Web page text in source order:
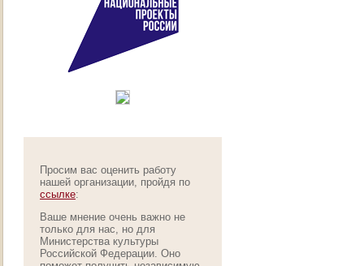
Просим вас оценить работу
нашей организации, пройдя по
ссылке:
Ваше мнение очень важно не
только для нас, но для
Министерства культуры
Российской Федерации. Оно